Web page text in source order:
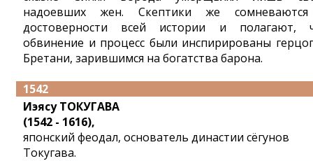
надоевших жен. Скептики же
достоверности всей истории и полагают,
обвинение и процесс были инспирированы
Бретани, зарившимся на богатства барона.
1542
Иэясу ТОКУГАВА
(1542 - 1616),
японский феодал, основатель династии сёгунов
Токугава.